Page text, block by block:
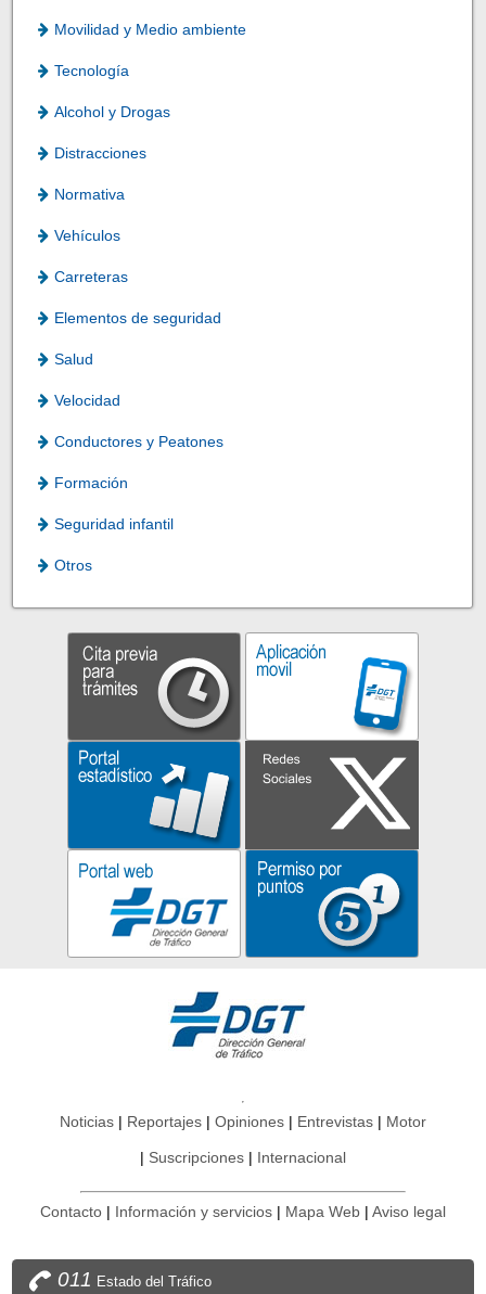
Movilidad y Medio ambiente
Tecnología
Alcohol y Drogas
Distracciones
Normativa
Vehículos
Carreteras
Elementos de seguridad
Salud
Velocidad
Conductores y Peatones
Formación
Seguridad infantil
Otros
Noticias Reportajes Opiniones Entrevistas Motor
Suscripciones Internacional
Contacto Información y servicios Mapa Web Aviso legal
011 Estado del Tráfico